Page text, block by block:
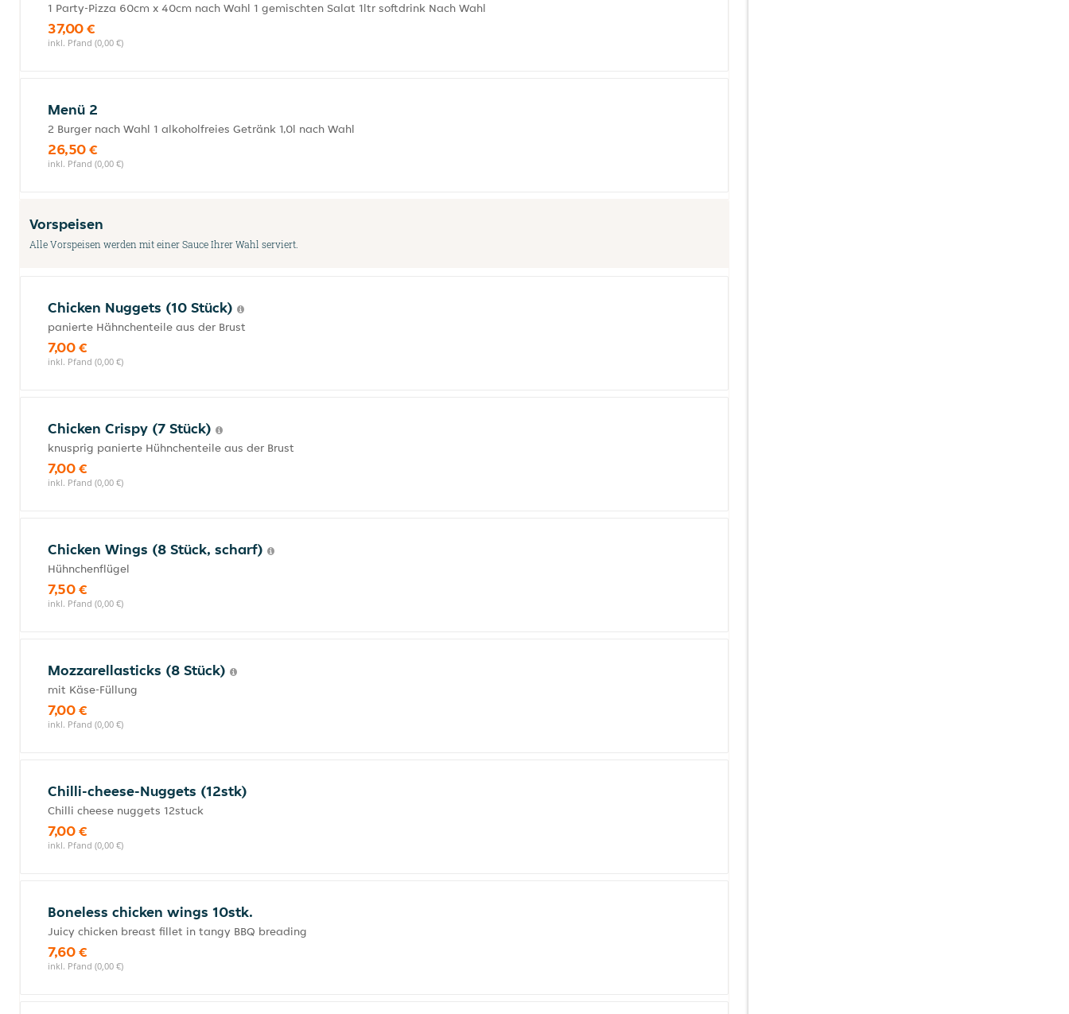
1 Party-Pizza 60cm x 40cm nach Wahl 1 gemischten Salat 1ltr softdrink Nach Wahl
37,00 €
inkl. Pfand (0,00 €)
Menü 2
2 Burger nach Wahl 1 alkoholfreies Getränk 1,0l nach Wahl
26,50 €
inkl. Pfand (0,00 €)
Vorspeisen
Alle Vorspeisen werden mit einer Sauce Ihrer Wahl serviert.
Chicken Nuggets (10 Stück)
panierte Hähnchenteile aus der Brust
7,00 €
inkl. Pfand (0,00 €)
Chicken Crispy (7 Stück)
knusprig panierte Hühnchenteile aus der Brust
7,00 €
inkl. Pfand (0,00 €)
Chicken Wings (8 Stück, scharf)
Hühnchenflügel
7,50 €
inkl. Pfand (0,00 €)
Mozzarellasticks (8 Stück)
mit Käse-Füllung
7,00 €
inkl. Pfand (0,00 €)
Chilli-cheese-Nuggets (12stk)
Chilli cheese nuggets 12stuck
7,00 €
inkl. Pfand (0,00 €)
Boneless chicken wings 10stk.
Juicy chicken breast fillet in tangy BBQ breading
7,60 €
inkl. Pfand (0,00 €)